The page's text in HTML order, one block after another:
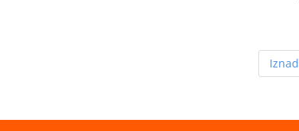
Iznad